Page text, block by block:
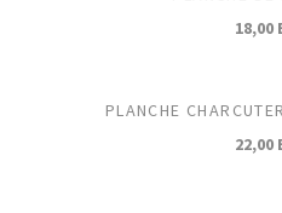
18,00
PLANCHE
22,00